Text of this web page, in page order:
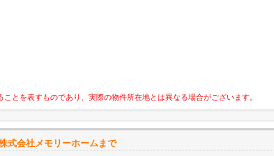
とを表すものであり、実際の物件所在地とは異なる場合がございます。
式会社メモリーホームまで